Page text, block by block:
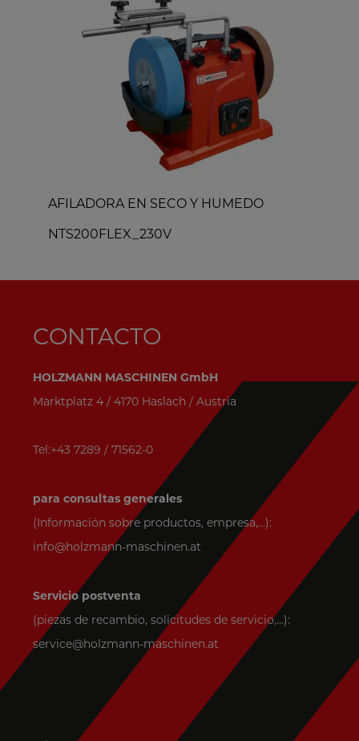
AFILADORA EN SECO Y HUMEDO
NTS200FLEX_230V
CONTACTO
HOLZMANN MASCHINEN GmbH
Marktplatz 4 / 4170 Haslach / Austria
Tel:+43 7289 / 71562-0
para consultas generales
(Información sobre productos, empresa,...):
info@holzmann-maschinen.at
Servicio postventa
(piezas de recambio, solicitudes de servicio,...):
service@holzmann-maschinen.at